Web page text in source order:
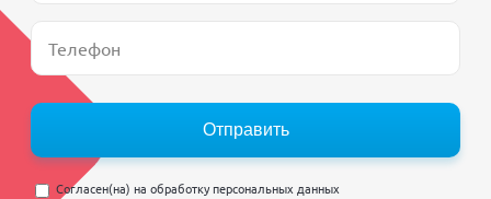
Отправить
Согласен(на) на обработку персональных данных